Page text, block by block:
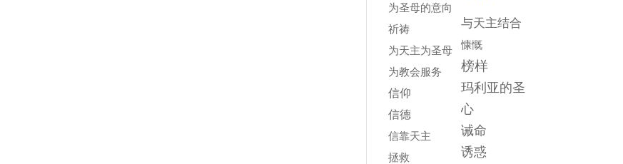
为圣母的意向
祈祷
为天主为圣母
为教会服务
信仰
信德
信靠天主
拯救
与天主结合
慷慨
榜样
玛利亚的圣
心
诫命
诱惑